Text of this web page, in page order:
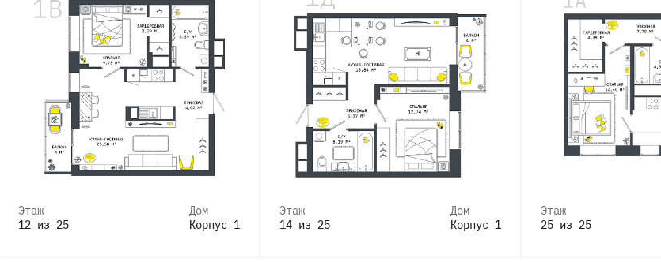
Этаж
12 из 25
Дом
Корпус 1
Этаж
14 из 25
Дом
Корпус 1
Этаж
25 из 25